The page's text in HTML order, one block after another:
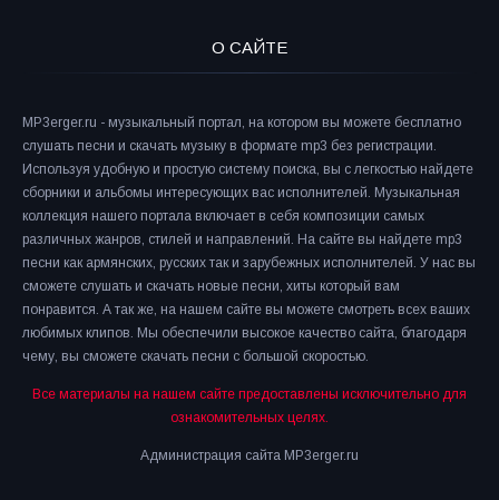
О САЙТЕ
MP3erger.ru - музыкальный портал, на котором вы можете бесплатно
слушать песни и скачать музыку в формате mp3 без регистрации.
Используя удобную и простую систему поиска, вы с легкостью найдете
сборники и альбомы интересующих вас исполнителей. Музыкальная
коллекция нашего портала включает в себя композиции самых
различных жанров, стилей и направлений. На сайте вы найдете mp3
песни как армянских, русских так и зарубежных исполнителей. У нас вы
сможете слушать и скачать новые песни, хиты который вам
понравится. А так же, на нашем сайте вы можете смотреть всех ваших
любимых клипов. Мы обеспечили высокое качество сайта, благодаря
чему, вы сможете скачать песни с большой скоростью.
Все материалы на нашем сайте предоставлены исключительно для
ознакомительных целях.
Администрация сайта MP3erger.ru